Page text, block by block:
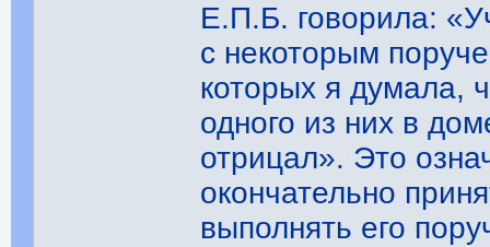
Е.П.Б. говорила:
с некоторым
которых я думала,
одного из них в
отрицал». Это
окончательно
выполнять его